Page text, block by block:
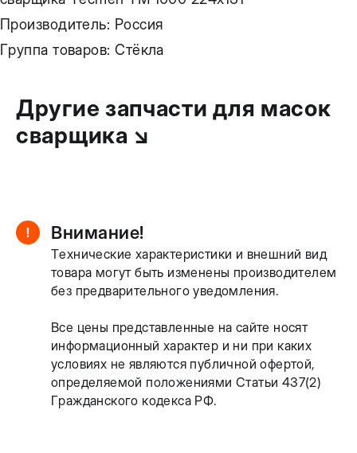
Производитель: Россия
Группа товаров: Стёкла
Другие запчасти для масок
сварщика ↘
! Внимание!
Технические характеристики и внешний вид
товара могут быть изменены производителем
без предварительного уведомления.
Все цены представленные на сайте носят
информационный характер и ни при каких
условиях не являются публичной офертой,
определяемой положениями Статьи 437(2)
Гражданского кодекса РФ.